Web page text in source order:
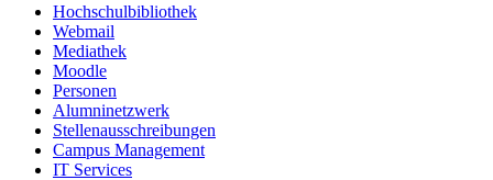
Hochschulbibliothek
Webmail
Mediathek
Moodle
Personen
Alumninetzwerk
Stellenausschreibungen
Campus Management
IT Services